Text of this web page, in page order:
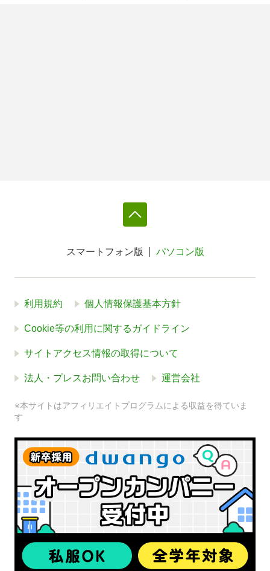
スマートフォン版 パソコン版
利用規約 個人情報保護基本方針
Cookie等の利用に関するガイドライン
サイトアクセス情報の取得について
法人・プレスお問い合わせ 運営会社
※本サイトはアフィリエイトプログラムによる収益を得ていま
す